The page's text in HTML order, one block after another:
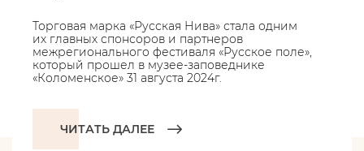
Торговая марка «Русская Нива» стала одним
их главных спонсоров и партнеров
межрегионального фестиваля «Русское поле»,
который прошел в музее-заповеднике
«Коломенское» 31 августа 2024г.
ЧИТАТЬ ДАЛЕЕ